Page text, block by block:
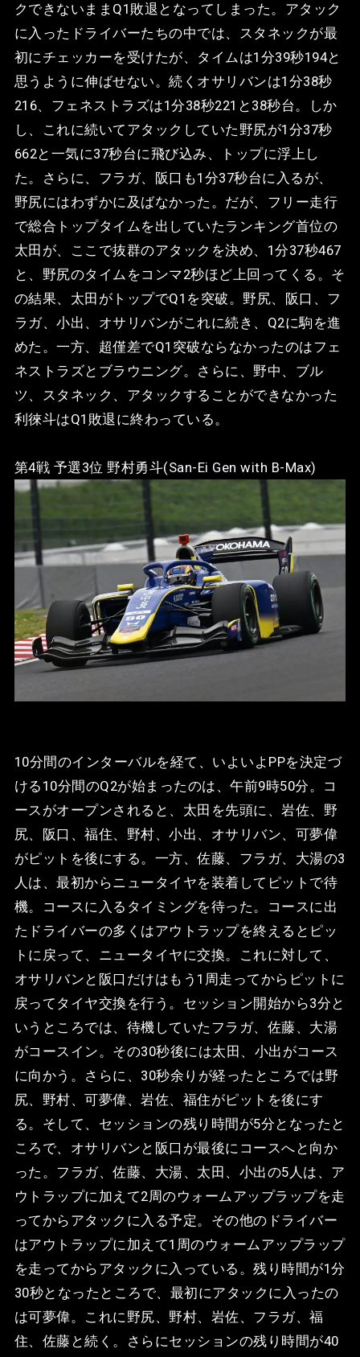
クできないままQ1敗退となってしまった。アタック
に入ったドライバーたちの中では、スタネックが最
初にチェッカーを受けたが、タイムは1分39秒194と
思うように伸ばせない。続くオサリバンは1分38秒
216、フェネストラズは1分38秒221と38秒台。しか
し、これに続いてアタックしていた野尻が1分37秒
662と一気に37秒台に飛び込み、トップに浮上し
た。さらに、フラガ、阪口も1分37秒台に入るが、
野尻にはわずかに及ばなかった。だが、フリー走行
で総合トップタイムを出していたランキング首位の
太田が、ここで抜群のアタックを決め、1分37秒467
と、野尻のタイムをコンマ2秒ほど上回ってくる。そ
の結果、太田がトップでQ1を突破。野尻、阪口、フ
ラガ、小出、オサリバンがこれに続き、Q2に駒を進
めた。一方、超僅差でQ1突破ならなかったのはフェ
ネストラズとブラウニング。さらに、野中、ブル
ツ、スタネック、アタックすることができなかった
利徠斗はQ1敗退に終わっている。
第4戦 予選3位 野村勇斗(San-Ei Gen with B-Max)
10分間のインターバルを経て、いよいよPPを決定づ
ける10分間のQ2が始まったのは、午前9時50分。コ
ースがオープンされると、太田を先頭に、岩佐、野
尻、阪口、福住、野村、小出、オサリバン、可夢偉
がピットを後にする。一方、佐藤、フラガ、大湯の3
人は、最初からニュータイヤを装着してピットで待
機。コースに入るタイミングを待った。コースに出
たドライバーの多くはアウトラップを終えるとピッ
トに戻って、ニュータイヤに交換。これに対して、
オサリバンと阪口だけはもう1周走ってからピットに
戻ってタイヤ交換を行う。セッション開始から3分と
いうところでは、待機していたフラガ、佐藤、大湯
がコースイン。その30秒後には太田、小出がコース
に向かう。さらに、30秒余りが経ったところでは野
尻、野村、可夢偉、岩佐、福住がピットを後にす
る。そして、セッションの残り時間が5分となったと
ころで、オサリバンと阪口が最後にコースへと向か
った。フラガ、佐藤、大湯、太田、小出の5人は、ア
ウトラップに加えて2周のウォームアップラップを走
ってからアタックに入る予定。その他のドライバー
はアウトラップに加えて1周のウォームアップラップ
を走ってからアタックに入っている。残り時間が1分
30秒となったところで、最初にアタックに入ったの
は可夢偉。これに野尻、野村、岩佐、フラガ、福
住、佐藤と続く。さらにセッションの残り時間が40